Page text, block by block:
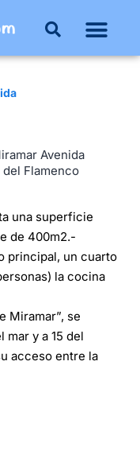
Avenida
Flamenco
una superficie
de 400m2.-
principal, un cuarto
la cocina
Miramar”, se
mar y a 15 del
acceso entre la